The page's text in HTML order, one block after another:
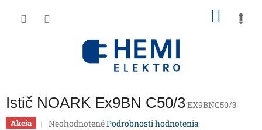
Istič NOARK Ex9BN C50/3EX9BNC50/3
Akcia
Priemerné
NeohodnotenéPodrobnosti hodnotenia